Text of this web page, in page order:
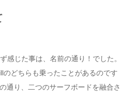
感じた事は、名前の通り！でした。
のどちらも乗ったことがあるのです
通り、二つのサーフボードを融合さ